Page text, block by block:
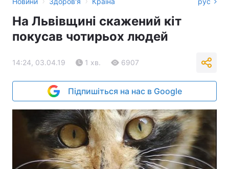
На Львівщині скажений кіт
покусав чотирьох людей
14:24, 03.04.19 1 хв. 6907
Підпишіться на нас в Google